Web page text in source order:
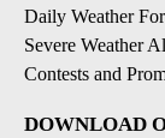
Daily Weather
Severe Weather
Contests and
DOWNLOAD